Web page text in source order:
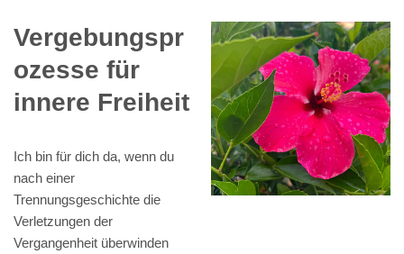
Vergebungspr
ozesse für
innere Freiheit
Ich bin für dich da, wenn du
nach einer
Trennungsgeschichte die
Verletzungen der
Vergangenheit überwinden